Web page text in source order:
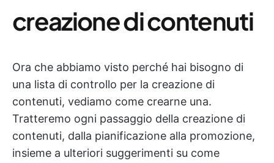
creazione di contenuti
Ora che abbiamo visto perché hai bisogno di
una lista di controllo per la creazione di
contenuti, vediamo come crearne una.
Tratteremo ogni passaggio della creazione di
contenuti, dalla pianificazione alla promozione,
insieme a ulteriori suggerimenti su come